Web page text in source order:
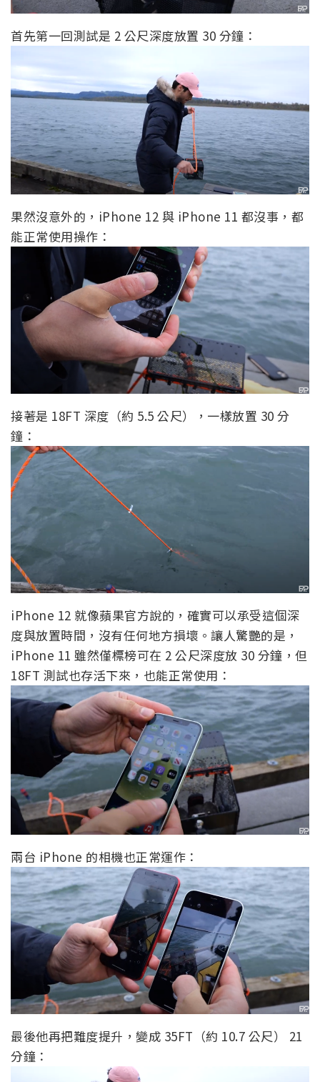
首先第一回測試是 2 公尺深度放置 30 分鐘：
果然沒意外的，iPhone 12 與 iPhone 11 都沒事，都
能正常使用操作：
接著是 18FT 深度（約 5.5 公尺），一樣放置 30 分
鐘：
iPhone 12 就像蘋果官方說的，確實可以承受這個深
度與放置時間，沒有任何地方損壞。讓人驚艷的是，
iPhone 11 雖然僅標榜可在 2 公尺深度放 30 分鐘，但
18FT 測試也存活下來，也能正常使用：
兩台 iPhone 的相機也正常運作：
最後他再把難度提升，變成 35FT（約 10.7 公尺） 21
分鐘：